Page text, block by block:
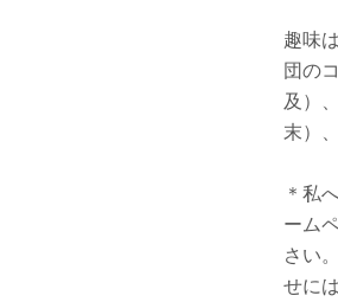
趣味
団の
及）
末）
＊私
ーム
さい
せに